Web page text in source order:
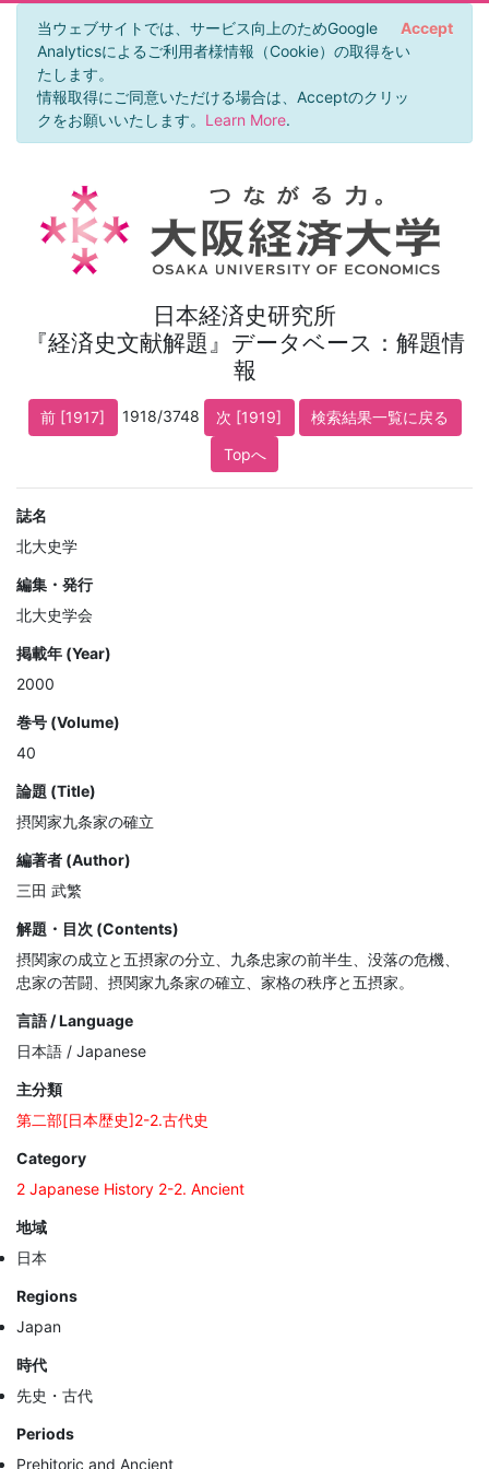
当ウェブサイトでは、サービス向上のためGoogle
Analyticsによるご利用者様情報（Cookie）の取得をい
たします。
情報取得にご同意いただける場合は、Acceptのクリッ
クをお願いいたします。 Learn More.
Accept
日本経済史研究所
『経済史文献解題』データベース：解題情
報
前 [1917] 1918/3748 次 [1919]
検索結果一覧に戻る
Topへ
誌名
北大史学
編集・発行
北大史学会
掲載年 (Year)
2000
巻号 (Volume)
40
論題 (Title)
摂関家九条家の確立
編著者 (Author)
三田 武繁
解題・目次 (Contents)
摂関家の成立と五摂家の分立、九条忠家の前半生、没落の危機、
忠家の苦闘、摂関家九条家の確立、家格の秩序と五摂家。
言語 / Language
日本語 / Japanese
主分類
第二部[日本歴史]2-2.古代史
Category
2 Japanese History 2-2. Ancient
地域
日本
Regions
Japan
時代
先史・古代
Periods
Prehitoric and Ancient